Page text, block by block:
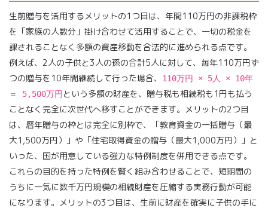
生前贈与を活用するメリットの1つ目は、年間110万円の非課税枠
を「家族の人数分」掛け合わせて活用することで、一切の税金を
課されることなく多額の資産移動を合法的に進められる点です。
例えば、2人の子供と3人の孫の合計5人に対して、毎年110万円ず
つの贈与を10年間継続して行った場合、
110万円 × 5人 × 10年
＝ 5,500万円 という多額の財産を、贈与税も相続税も1円も払う
ことなく完全に次世代へ移すことができます。メリットの2つ目
は、暦年贈与の枠とは完全に別枠で、「教育資金の一括贈与（最
大1,500万円）」や「住宅取得資金の贈与（最大1,000万円）」と
いった、国が用意している強力な特例制度を併用できる点です。
これらの目的を持った特例を賢く組み合わせることで、短期間の
うちに一気に数千万円規模の相続財産を圧縮する実務行動が可能
になります。メリットの3つ目は、生前に財産を確実に子供の手に